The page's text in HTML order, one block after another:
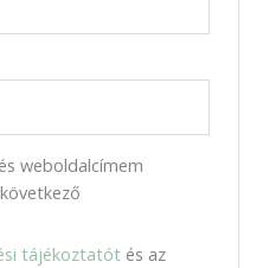
weboldalcímem
tájékoztatót és az